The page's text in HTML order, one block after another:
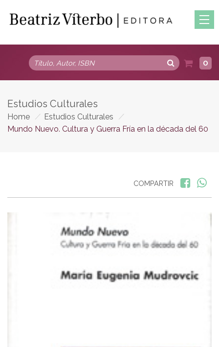
0
Estudios Culturales
Home / Estudios Culturales
/
Mundo Nuevo. Cultura y Guerra Fría en la década del 60
COMPARTIR